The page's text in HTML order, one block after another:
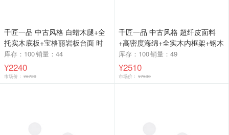
千匠一品 中古风格 白蜡木腿+全
托实木底板+宝格丽岩板台面 时
尚优雅猫耳餐桌-L
库存：100销量：44
¥2240
市场价： ¥6720
千匠一品 中古风格 超纤皮面料
+高密度海绵+全实木内框架+钢木
排骨架床板 时尚优雅床A101-B-L
库存：100销量：49
¥2510
市场价： ¥7530